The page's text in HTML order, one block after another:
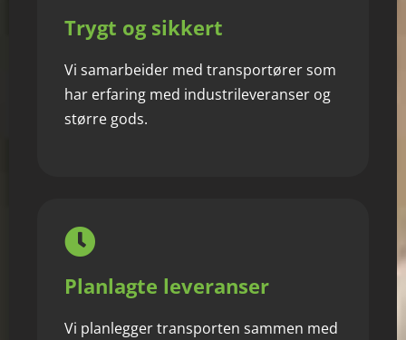
Trygt og sikkert
Vi samarbeider med transportører som
har erfaring med industrileveranser og
større gods.
Planlagte leveranser
Vi planlegger transporten sammen med